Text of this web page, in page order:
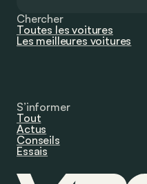
Chercher
Toutes les voitures
Les meilleures voitures
S’informer
Tout
Actus
Conseils
Essais